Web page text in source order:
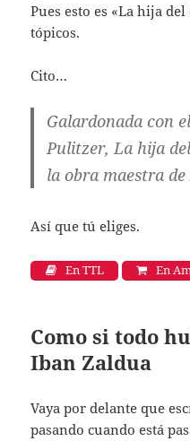
Pues esto es «La hija
tópicos.
Cito…
Galardonada con
Pulitzer, La hija
la obra maestra
Así que tú eliges.
En TTL En
Como si todo
Iban Zaldua
Vaya por delante que
pasando cuando está